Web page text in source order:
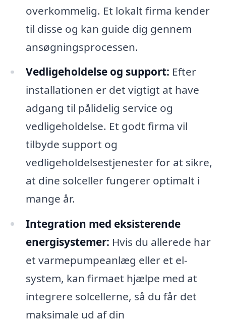
overkommelig. Et lokalt firma kender
til disse og kan guide dig gennem
ansøgningsprocessen.
Vedligeholdelse og support: Efter
installationen er det vigtigt at have
adgang til pålidelig service og
vedligeholdelse. Et godt firma vil
tilbyde support og
vedligeholdelsestjenester for at sikre,
at dine solceller fungerer optimalt i
mange år.
Integration med eksisterende
energisystemer: Hvis du allerede har
et varmepumpeanlæg eller et el-
system, kan firmaet hjælpe med at
integrere solcellerne, så du får det
maksimale ud af din